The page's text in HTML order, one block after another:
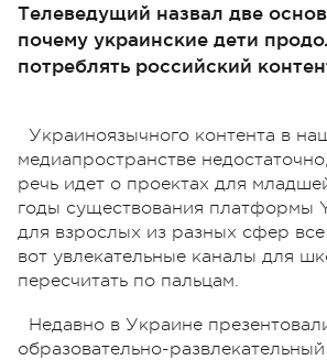
Телеведущий назвал две
почему украинские дети
потреблять российский
Украиноязычного контента в
медиапространстве
речь идет о проектах для
годы существования платформы
для взрослых из разных сфер
вот увлекательные каналы для
пересчитать по пальцам.
Недавно в Украине
образовательно-